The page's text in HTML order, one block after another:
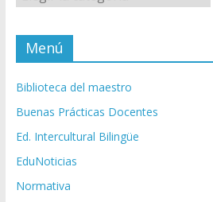
Menú
Biblioteca del maestro
Buenas Prácticas Docentes
Ed. Intercultural Bilingüe
EduNoticias
Normativa